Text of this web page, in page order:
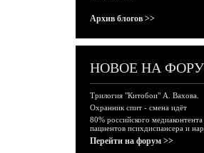
Архив блогов >>
НОВОЕ НА
Трилогия "Китобои" А. Вахова.
Охранник спит - смена идёт
80% российского
пациентов психдиспансера и
Перейти на форум >>